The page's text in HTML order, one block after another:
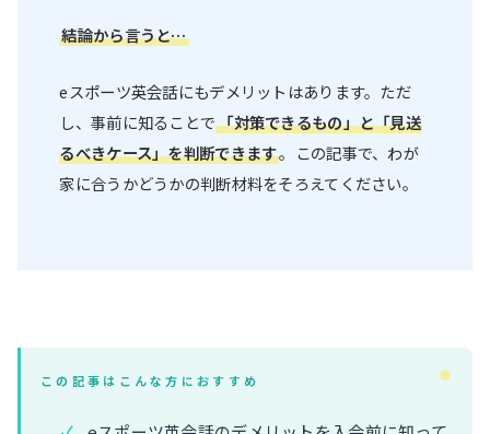
結論から言うと…
eスポーツ英会話にもデメリットはあります。ただ
し、事前に知ることで「対策できるもの」と「見送
るべきケース」を判断できます。この記事で、わが
家に合うかどうかの判断材料をそろえてください。
この記事はこんな方におすすめ